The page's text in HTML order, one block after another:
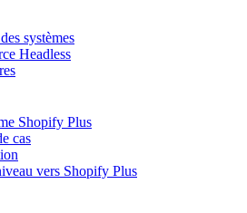
systèmes
Headless
Shopify Plus
cas
vers Shopify Plus